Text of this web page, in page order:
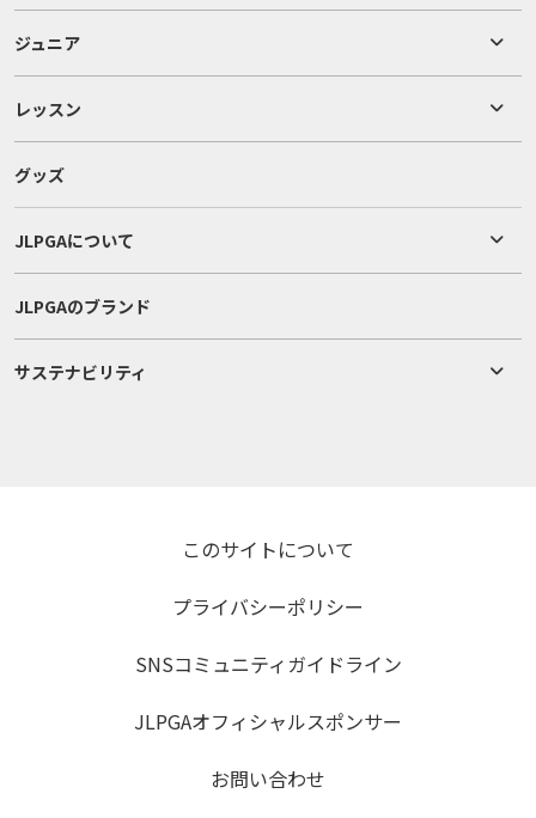
ジュニア
レッスン
グッズ
JLPGAについて
JLPGAのブランド
サステナビリティ
このサイトについて
プライバシーポリシー
SNSコミュニティガイドライン
JLPGAオフィシャルスポンサー
お問い合わせ